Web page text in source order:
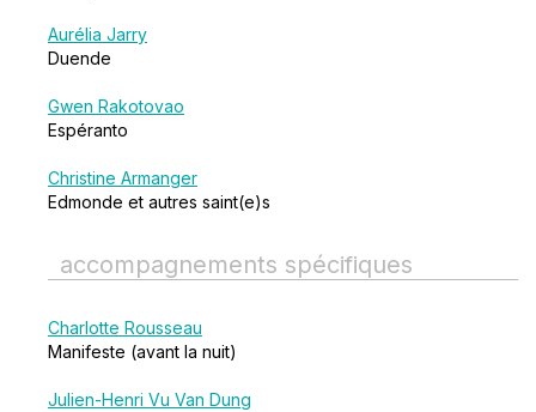
Aurélia Jarry
Duende
Gwen Rakotovao
Espéranto
Christine Armanger
Edmonde et autres saint(e)s
accompagnements spécifiques
Charlotte Rousseau
Manifeste (avant la nuit)
Julien-Henri Vu Van Dung